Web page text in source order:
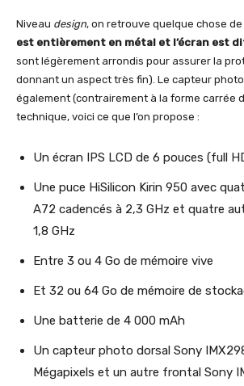
Niveau design, on retrouve quelque chose de
est entièrement en métal et l’écran est
sont légèrement arrondis pour assurer la
donnant un aspect très fin). Le capteur
également (contrairement à la forme carrée
technique, voici ce que l’on propose :
Un écran IPS LCD de 6 pouces (full
Une puce HiSilicon Kirin 950 avec
A72 cadencés à 2,3 GHz et quatre
1,8 GHz
Entre 3 ou 4 Go de mémoire vive
Et 32 ou 64 Go de mémoire de
Une batterie de 4 000 mAh
Un capteur photo dorsal Sony
Mégapixels et un autre frontal Sony